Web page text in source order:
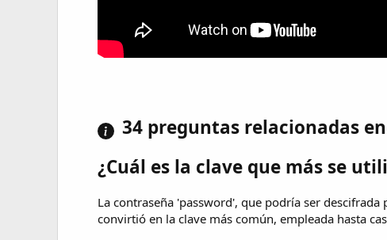
34 preguntas relacionadas
¿Cuál es la clave que más se
La contraseña 'password', que podría ser
convirtió en la clave más común, empleada hasta